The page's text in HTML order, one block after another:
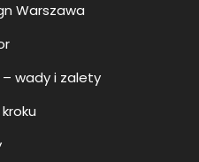
Warszawa
wady i zalety